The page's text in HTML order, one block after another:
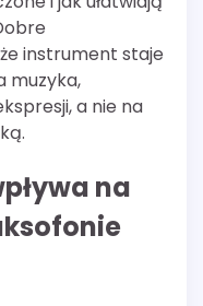
instrument staje
muzyka,
a nie na
na